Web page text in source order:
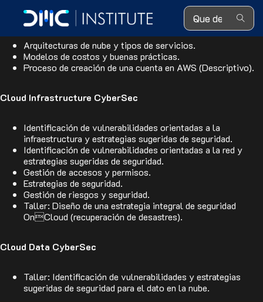
Search ...
Introducción a entornos Cloud
Arquitecturas de nube y tipos de servicios.
Modelos de costos y buenas prácticas.
Proceso de creación de una cuenta en AWS (Descriptivo).
Cloud Infrastructure CyberSec
Identificación de vulnerabilidades orientadas a la
infraestructura y estrategias sugeridas de seguridad.
Identificación de vulnerabilidades orientadas a la red y
estrategias sugeridas de seguridad.
Gestión de accesos y permisos.
Estrategias de seguridad.
Gestión de riesgos y seguridad.
Taller: Diseño de una estrategia integral de seguridad
OnCloud (recuperación de desastres).
Cloud Data CyberSec
Taller: Identificación de vulnerabilidades y estrategias
sugeridas de seguridad para el dato en la nube.